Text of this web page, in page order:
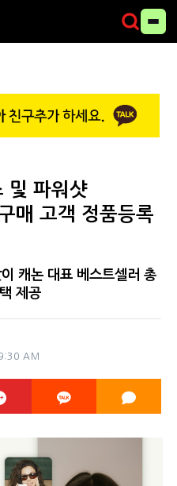
및 파워샷
매 고객 정품등록
캐논 대표 베스트셀러 총
제공
AM